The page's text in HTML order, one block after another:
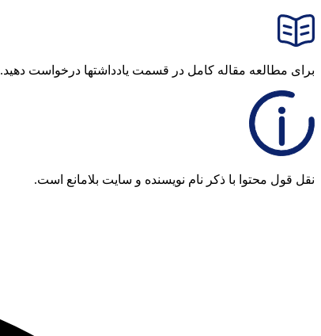
برای مطالعه مقاله کامل در قسمت یادداشتها درخواست دهید.
نقل قول محتوا با ذکر نام نویسنده و سایت بلامانع است.